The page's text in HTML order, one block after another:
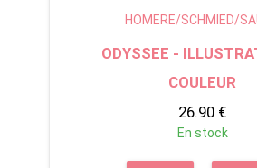
HOMERE/SCHMIED/
ODYSSEE -
COULEUR
26.90 €
En stock